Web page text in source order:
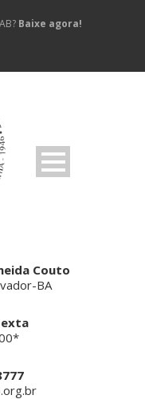
Baixe agora!
Couto
BA